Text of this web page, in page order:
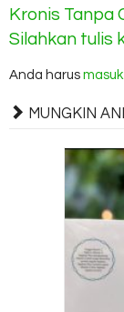
Kronis Tanpa
Silahkan tulis
Anda harus
MUNGKIN